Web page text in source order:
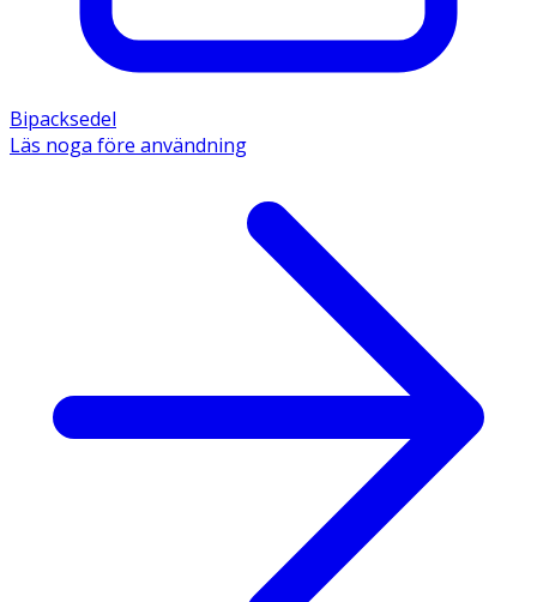
Bipacksedel
Läs noga före användning